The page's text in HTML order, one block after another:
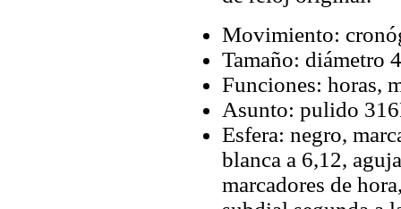
Movimiento:
Tamaño: diámetro
Funciones: horas,
Asunto: pulido
Esfera: negro,
blanca a 6,12,
marcadores de